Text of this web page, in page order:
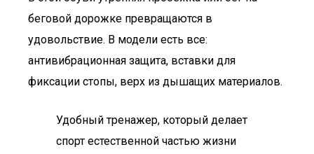
беговой дорожке превращаются в
удовольствие. В модели есть все:
антивибрационная защита, вставки для
фиксации стопы, верх из дышащих материалов.
Удобный тренажер, который делает
спорт естественной частью жизни